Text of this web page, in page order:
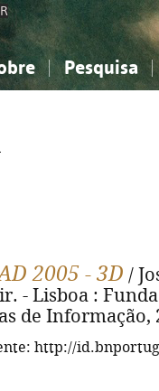
Pesquisa
sociais...
sociais...
2005 - 3D /
- Lisboa :
de Informação,
http://